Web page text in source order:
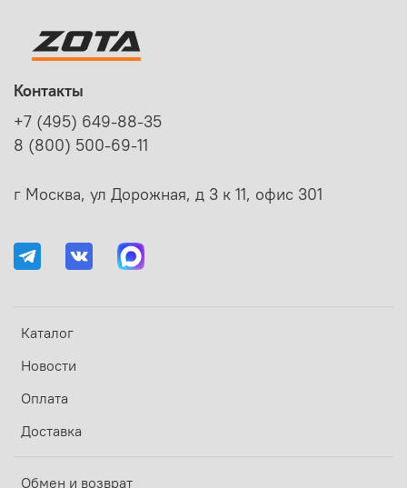
Каталог
Новости
Оплата
Доставка
Обмен и возврат
Контакты
+7 (495) 649-88-35
8 (800) 500-69-11
г Москва, ул Дорожная, д 3 к 11, офис 301